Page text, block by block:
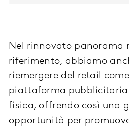
Nel rinnovato panorama
riferimento, abbiamo
riemergere del retail
piattaforma
fisica, offrendo così una
opportunità per